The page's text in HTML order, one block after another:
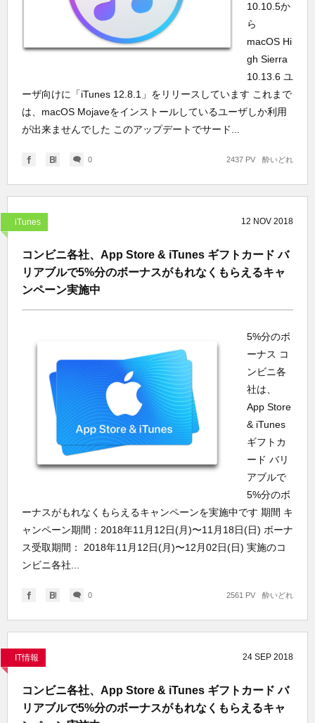
10.10.5か
ら
macOS Hi
gh Sierra
10.13.6 ユ
ーザ向けに「iTunes 12.8.1」をリリースしています これまで
は、macOS Mojaveをインストールしているユーザしか利用
が出来ませんでした このアップデートでサード...
0 酔いどれ
2437 PV
iTunes 12 NOV 2018
コンビニ各社、App Store & iTunes ギフトカード バ
リアブルで5%分のボーナスがもれなくもらえるキャ
ンペーン実施中
5%分のボ
ーナス コ
ンビニ各
社は、
App Store
& iTunes
ギフトカ
ード バリ
アブルで
5%分のボ
ーナスがもれなくもらえるキャンペーンを実施中です 期間 キ
ャンペーン期間：2018年11月12日(月)〜11月18日(日) ボーナ
ス受取期間： 2018年11月12日(月)〜12月02日(日) 実施のコ
ンビニ各社...
0 酔いどれ
2561 PV
IT情報 24 SEP 2018
コンビニ各社、App Store & iTunes ギフトカード バ
リアブルで5%分のボーナスがもれなくもらえるキャ